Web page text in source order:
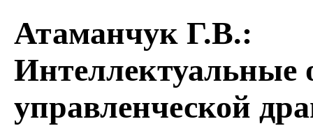
Атаманчук Г.В.:
Интеллектуальные
управленческой